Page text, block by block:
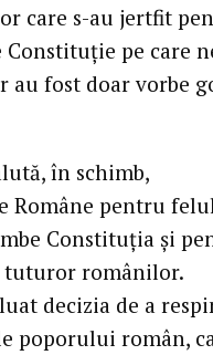
care s-au jertfit
Constituţie pe care
au fost doar vorbe
în schimb,
Române pentru
Constituţia şi
tuturor românilor.
decizia de a
poporului român,